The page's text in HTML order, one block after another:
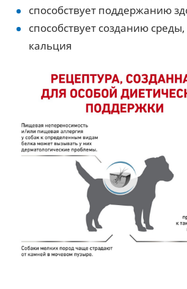
способствует поддержанию
способствует созданию
кальция